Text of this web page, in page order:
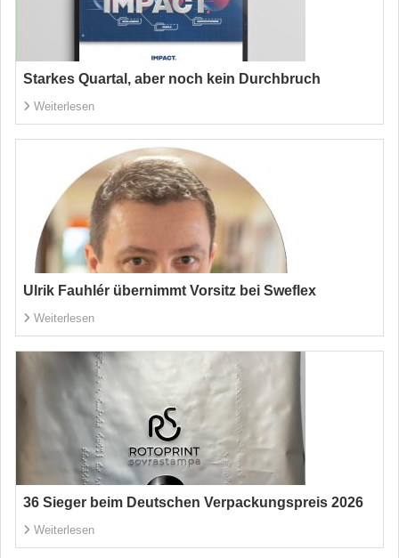
Starkes Quartal, aber noch kein Durchbruch
Weiterlesen
Ulrik Fauhlér übernimmt Vorsitz bei Sweflex
Weiterlesen
36 Sieger beim Deutschen Verpackungspreis 2026
Weiterlesen